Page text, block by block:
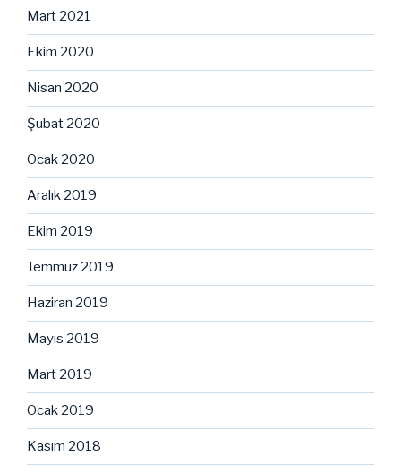
Mart 2021
Ekim 2020
Nisan 2020
Şubat 2020
Ocak 2020
Aralık 2019
Ekim 2019
Temmuz 2019
Haziran 2019
Mayıs 2019
Mart 2019
Ocak 2019
Kasım 2018